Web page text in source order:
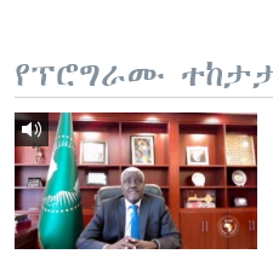
የፕሮግራሙ